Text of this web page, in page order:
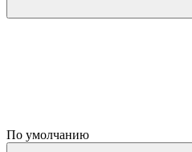
По умолчанию